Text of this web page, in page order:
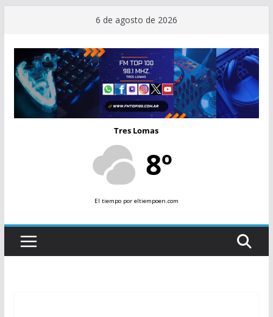
contenido
6 de agosto de 2026
Tres Lomas
8º
El tiempopor eltiempoen.com